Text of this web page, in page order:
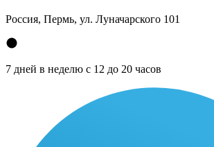
Россия, Пермь, ул. Луначарского 101
7 дней в неделю с 12 до 20 часов